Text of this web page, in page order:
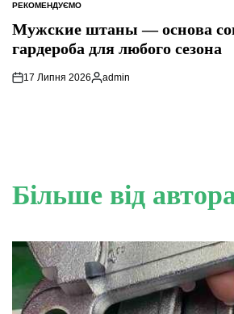
ОПУБЛІКУВАТИ
У
РЕКОМЕНДУЄМО
Мужские штаны — основа
гардероба для любого сезона
17 Липня 2026
Опубліковано
admin
Більше від